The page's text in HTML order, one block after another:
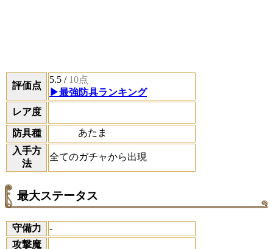
評価点
5.5 / 10点
▶最強防具ランキング
レア度
防具種
あたま
入手方
法
全てのガチャから出現
最大ステータス
守備力
-
攻撃魔